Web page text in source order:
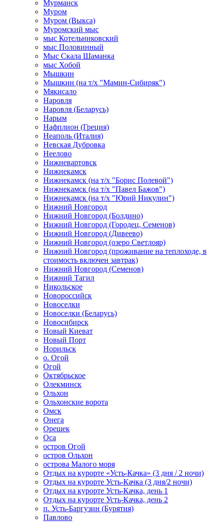
Мурманск
Муром
Муром (Выкса)
Муромский мыс
мыс Котельниковский
мыс Половинный
Мыс Скала Шаманка
мыс Хобой
Мышкин
Мышкин (на т/х "Мамин-Сибиряк")
Мякисало
Наровля
Наровля (Беларусь)
Нарым
Нафплион (Греция)
Неаполь (Италия)
Невская Дубровка
Неелово
Нижневартовск
Нижнекамск
Нижнекамск (на т/х "Борис Полевой")
Нижнекамск (на т/х "Павел Бажов")
Нижнекамск (на т/х "Юрий Никулин")
Нижний Новгород
Нижний Новгород (Болдино)
Нижний Новгород (Городец, Семенов)
Нижний Новгород (Дивеево)
Нижний Новгород (озеро Светлояр)
Нижний Новгород (проживание на теплоходе, в
стоимость включен завтрак)
Нижний Новгород (Семенов)
Нижний Тагил
Никольское
Новороссийск
Новоселки
Новоселки (Беларусь)
Новосибирск
Новый Киеват
Новый Порт
Норильск
о. Огой
Огой
Октябрьское
Олекминск
Ольхон
Ольхонские ворота
Омск
Онега
Орешек
Оса
остров Огой
остров Ольхон
острова Малого моря
Отдых на курорте «Усть-Качка» (3 дня / 2 ночи)
Отдых на курорте Усть-Качка (3 дня/2 ночи)
Отдых на курорте Усть-Качка, день 1
Отдых на курорте Усть-Качка, день 2
п. Усть-Баргузин (Бурятия)
Павлово